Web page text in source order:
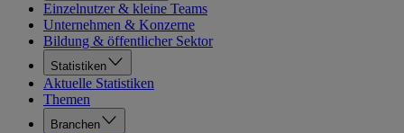
Einzelnutzer & kleine Teams
Unternehmen & Konzerne
Bildung & öffentlicher Sektor
Statistiken
Aktuelle Statistiken
Themen
Branchen